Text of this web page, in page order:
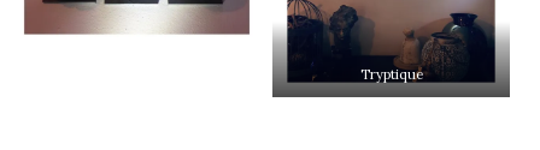
Tryptique